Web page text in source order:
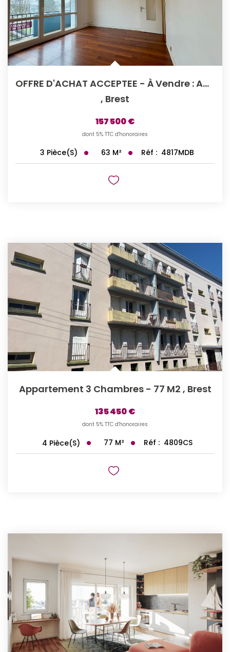
OFFRE D'ACHAT ACCEPTEE - À Vendre : Appartement 3 Pièces À...
, Brest
157 500 €
dont 5% TTC d'honoraires
3 Pièce(s) 63 M² Réf : 4817MDB
Appartement 3 Chambres - 77 M2 , Brest
135 450 €
dont 5% TTC d'honoraires
4 Pièce(s) 77 M² Réf : 4809CS